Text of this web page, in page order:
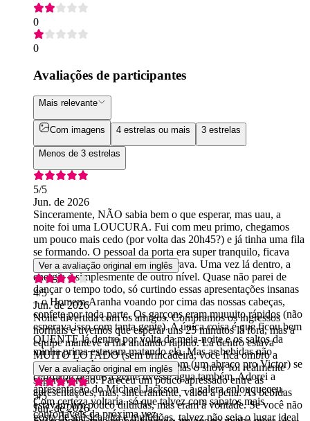
0
0
Avaliações de participantes
Mais relevante
Com imagens 4 estrelas ou mais 3 estrelas
Menos de 3 estrelas
5/5
Jun. de 2026
Sinceramente, NÃO sabia bem o que esperar, mas uau, a
noite foi uma LOUCURA. Fui com meu primo, chegamos
um pouco mais cedo (por volta das 20h45?) e já tinha uma fila
se formando. O pessoal da porta era super tranquilo, ficava
brincando enquanto a gente esperava. Uma vez lá dentro, a
energia é simplesmente de outro nível. Quase não parei de
dançar o tempo todo, só curtindo essas apresentações insanas
– o Homem-Aranha voando por cima das nossas cabeças,
confete por toda parte. Os garçons eram muuuito rápidos (não
esperava isso com tanta gente). A única coisa é que ficou bem
QUENTE lá dentro por volta da meia-noite e os saltos da
minha prima estavam matando ela. Mas as bebidas não
paravam de chegar, e nosso garçom (um abraço pro Victor) se
certificou de que a gente tivesse água também. Adorei a
apresentação do Michael Jackson – a galera enlouqueceu.
Com certeza voltaria, só que talvez com sapatos mais
confortáveis da próxima vez.
Ver a avaliação original em inglês
4/5
Jun. de 2026
Noite divertida com os amigos. Compramos os ingressos
normais e tivemos que esperar uns 25 minutos lá fora, mas a
equipe manteve a fila andando rápido. Lá dentro estava
MUITO LOTADO (sem brincadeira, você fica ombro a
ombro a maior parte do tempo), mas o show foi realmente
superdivertido. Pareceu um pouco apressado entre as
apresentações, mas, sinceramente, valeu a pena. As bebidas
estavam um pouco diluídas, mas eram à vontade. Se você não
gosta de música alta e multidões, talvez não seja o lugar ideal
Ver a avaliação original em inglês
5/5
Jun. de 2026